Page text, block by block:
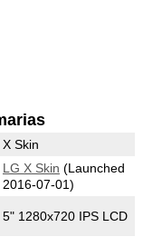
X Skin
LG X Skin (Launched
2016-07-01)
5" 1280x720 IPS LCD